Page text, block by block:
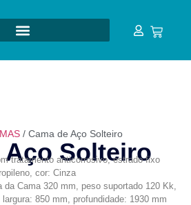
/ Cama de Aço Solteiro
Aço Solteiro
tratamento anticorrosivo, estrado fixo
cor: Cinza
da Cama 320 mm, peso suportado 120 Kk,
850 mm, profundidade: 1930 mm